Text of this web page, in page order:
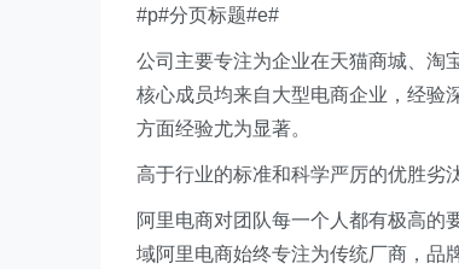
#p#分页标题#e#
公司主要专注为企业在天猫商城、淘
核心成员均来自大型电商企业，经验
方面经验尤为显著。
高于行业的标准和科学严厉的优胜劣
阿里电商对团队每一个人都有极高的
域阿里电商始终专注为传统厂商，品